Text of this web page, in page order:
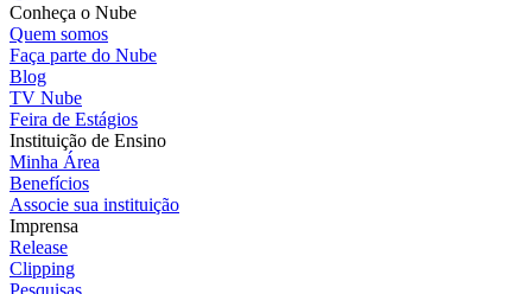
Conheça o Nube
Quem somos
Faça parte do Nube
Blog
TV Nube
Feira de Estágios
Instituição de Ensino
Minha Área
Benefícios
Associe sua instituição
Imprensa
Release
Clipping
Pesquisas